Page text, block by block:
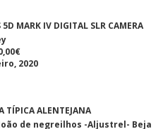
MARK IV DIGITAL SLR CAMERA
2020
TÍPICA ALENTEJANA
de negreilhos -Aljustrel- Beja